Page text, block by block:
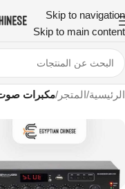
Skip to navigation
Skip to main content
الرئيسية/المتجر /مكبرات